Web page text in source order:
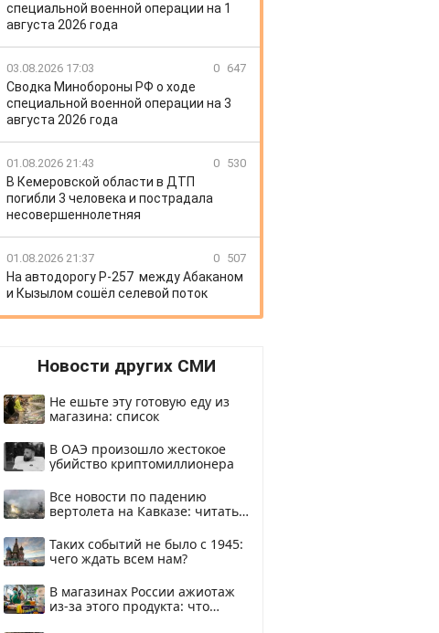
специальной военной операции на 1
августа 2026 года
03.08.2026 17:03 0 647
Сводка Минобороны РФ о ходе
специальной военной операции на 3
августа 2026 года
01.08.2026 21:43 0 530
В Кемеровской области в ДТП
погибли 3 человека и пострадала
несовершеннолетняя
01.08.2026 21:37 0 507
На автодорогу Р-257 между Абаканом
и Кызылом сошёл селевой поток
Новости других СМИ
Не ешьте эту готовую еду из
магазина: список
В ОАЭ произошло жестокое
убийство криптомиллионера
Все новости по падению
вертолета на Кавказе: читать
Таких событий не было с 1945:
чего ждать всем нам?
В магазинах России ажиотаж
из-за этого продукта: что